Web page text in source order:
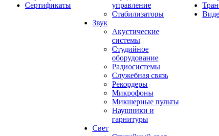
Сертификаты
управление
Стабилизаторы
Звук
Акустические
системы
Студийное
оборудование
Радиосистемы
Служебная связь
Рекордеры
Микрофоны
Микшерные пульты
Наушники и
гарнитуры
Свет